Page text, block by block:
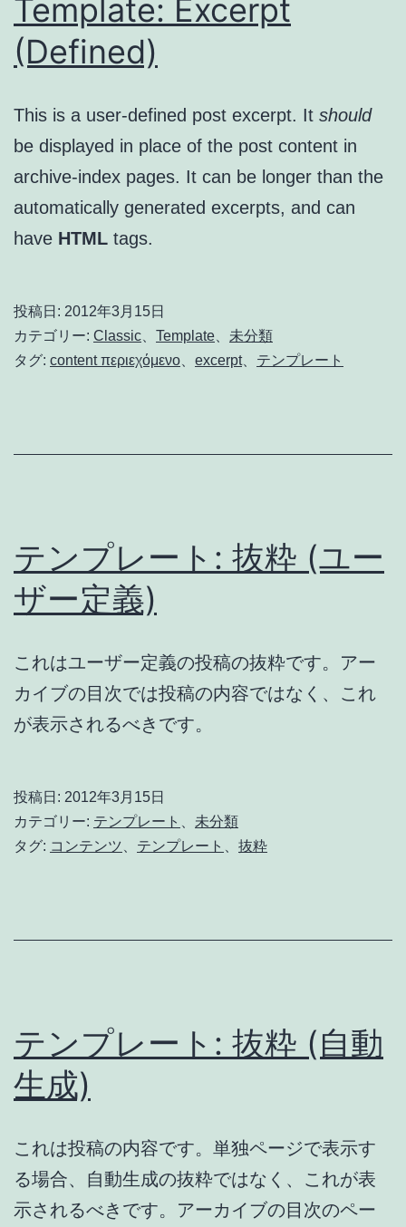
Template: Excerpt
(Defined)
This is a user-defined post excerpt. It should
be displayed in place of the post content in
archive-index pages. It can be longer than the
automatically generated excerpts, and can
have HTML tags.
投稿日: 2012年3月15日
カテゴリー: Classic Template
未分類
タグ: content περιεχόμενο excerpt、 テンプレート
テンプレート: 抜粋 (ユー
ザー定義)
これはユーザー定義の投稿の抜粋です。アー
カイブの目次では投稿の内容ではなく、これ
が表示されるべきです。
投稿日: 2012年3月15日
カテゴリー: テンプレート
未分類
タグ: コンテンツ テンプレート 抜粋
テンプレート: 抜粋 (自動
生成)
これは投稿の内容です。単独ページで表示す
る場合、自動生成の抜粋ではなく、これが表
示されるべきです。アーカイブの目次のペー